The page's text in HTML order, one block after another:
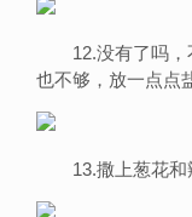
12.没有了吗
也不够，放一点点
13.撒上葱花和